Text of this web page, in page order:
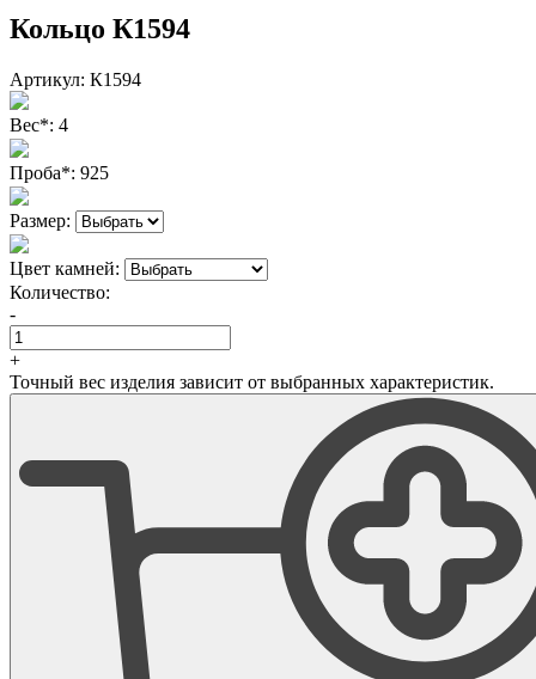
Кольцо К1594
Артикул: К1594
Вес*: 4
Проба*: 925
Размер:
Цвет камней:
Количество:
-
+
Точный вес изделия зависит от выбранных характеристик.